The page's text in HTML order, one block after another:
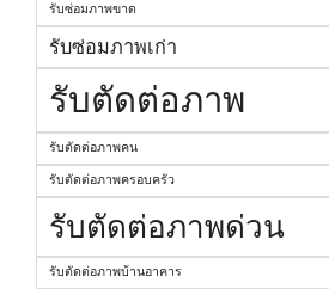
รับซ่อมภาพขาด
รับซ่อมภาพเก่า
รับตัดต่อภาพ
รับตัดต่อภาพคน
รับตัดต่อภาพครอบครัว
รับตัดต่อภาพด่วน
รับตัดต่อภาพบ้านอาคาร